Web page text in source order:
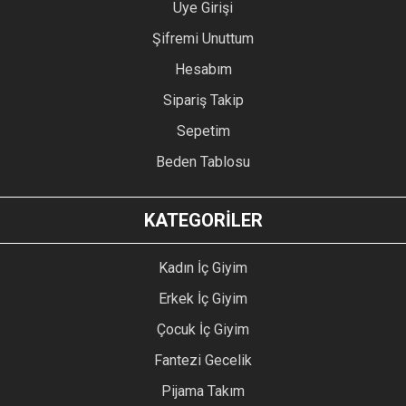
Üye Girişi
Şifremi Unuttum
Hesabım
Sipariş Takip
Sepetim
Beden Tablosu
KATEGORİLER
Kadın İç Giyim
Erkek İç Giyim
Çocuk İç Giyim
Fantezi Gecelik
Pijama Takım